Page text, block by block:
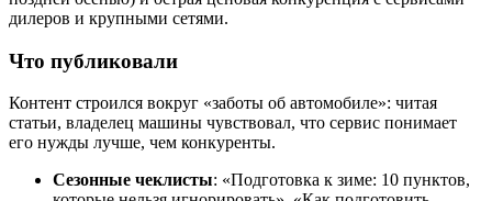
дилеров и крупными сетями.
Что публиковали
Контент строился вокруг «заботы об автомобиле»: читая
статьи, владелец машины чувствовал, что сервис понимает
его нужды лучше, чем конкуренты.
Сезонные чеклисты: «Подготовка к зиме: 10 пунктов,